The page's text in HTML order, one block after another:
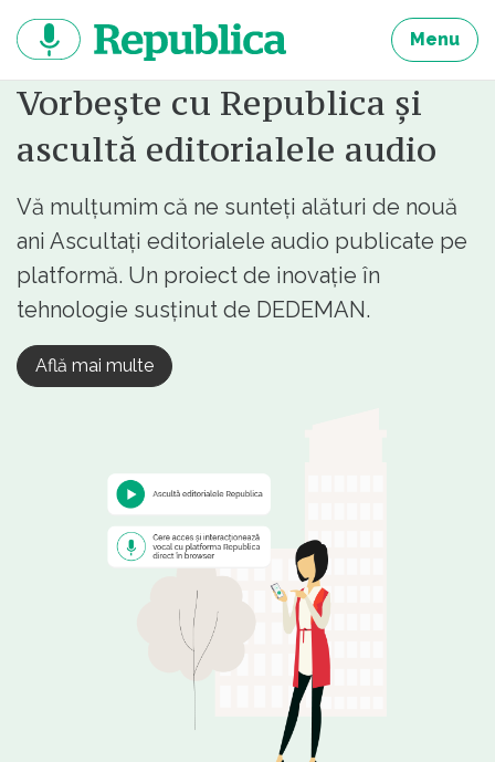
continut
Menu
Vorbește cu Republica și
ascultă editorialele audio
Vă mulțumim că ne sunteți alături de nouă
ani Ascultați editorialele audio publicate pe
platformă. Un proiect de inovație în
tehnologie susținut de DEDEMAN.
Află mai multe